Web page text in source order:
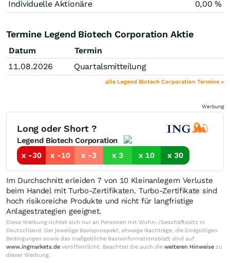
Individuelle Aktionäre
0,00 %
Termine Legend Biotech Corporation Aktie
Datum
Termin
11.08.2026
Quartalsmitteilung
alle Legend Biotech Corporation Termine »
Werbung
Long oder Short ?
Legend Biotech Corporation
x -30
x -10 x -3 x 3 x 10 x 30
Im Durchschnitt erleiden 7 von 10 Kleinanlegern Verluste
beim Handel mit Turbo-Zertifikaten. Turbo-Zertifikate sind
hoch risikoreiche Produkte und nicht für langfristige
Anlagestrategien geeignet.
Diese Werbung richtet sich nur an Personen mit Wohn-/Geschäftssitz in
Deutschland. Der jeweilige Basisprospekt, etwaige Nachträge, die Endgültigen
Bedingungen sowie das maßgebliche Basisinformationsblatt sind auf
www.ingmarkets.de veröffentlicht. Beachten Sie auch die weiteren Hinweise zu
dieser Werbung.